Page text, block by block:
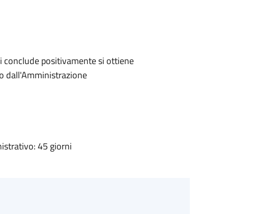
positivamente si ottiene
dall'Amministrazione
45 giorni